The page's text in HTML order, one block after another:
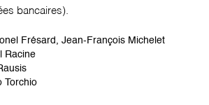
bancaires).
Frésard, Jean-François Michelet
Racine
Torchio